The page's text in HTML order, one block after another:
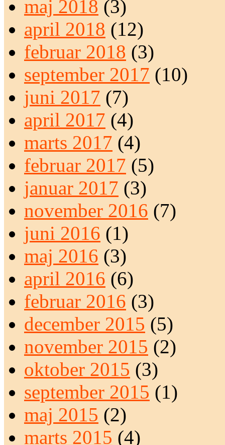
maj 2018 (3)
april 2018 (12)
februar 2018 (3)
september 2017 (10)
juni 2017 (7)
april 2017 (4)
marts 2017 (4)
februar 2017 (5)
januar 2017 (3)
november 2016 (7)
juni 2016 (1)
maj 2016 (3)
april 2016 (6)
februar 2016 (3)
december 2015 (5)
november 2015 (2)
oktober 2015 (3)
september 2015 (1)
maj 2015 (2)
marts 2015 (4)